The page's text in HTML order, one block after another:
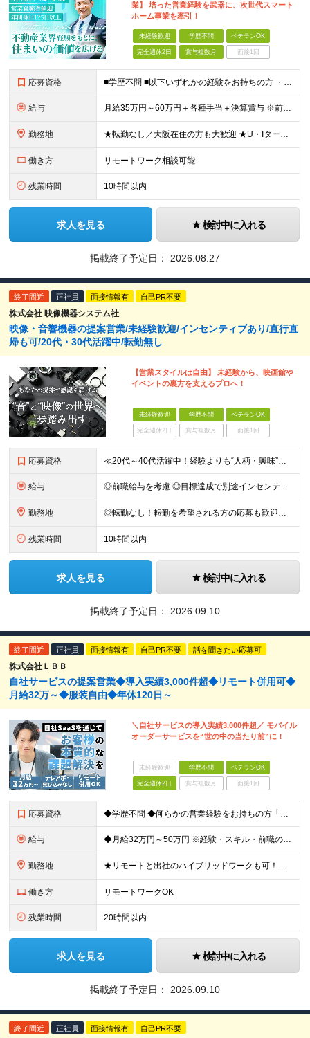
業】 培った営業経験を武器に、次世代スマート
ホーム事業を牽引！
未経験歓迎 学歴不問 ベテランOK
完全週休2日 賞与複数月 面接1回
応募資格 ■学歴不問 ■以下いずれかの経験をお持ちの方 ・法人営業経験がある方（最低5年以上） ・不動産業界経験があり、大阪支店の立ち上げに挑戦したい方（営業未経験でもOKです） ～このような方にオススメです
給与 月給35万円～60万円＋各種手当＋決算賞与 ※前職給与や経験・スキルを考慮の上、決定いたします。 ※3ヶ月の試用期間あり（期間中は契約社員雇用、給与等条件の変動なし）。 ※年齢や入社年数に関係なく、
勤務地 ★転勤なし／大阪在住の方も大歓迎 ★U・Iターン歓迎 ▼東京本社 東京都港区芝浦2-17-12 第四田町ビル2F/3F ▼福岡支店 福岡県福岡市博多区博多駅東2-9-5 池松ビル3F/4F ▼大
働き方 リモートワーク相談可能
残業時間 10時間以内
求人を見る 検討中に入れる
掲載終了予定日： 2026.08.27
終了間近 正社員 面接情報有 自己PR不要
株式会社 映像機器システム社
映像・音響機器の提案営業/未経験歓迎/インセンティブあり/直行直
帰も可/20代・30代活躍中/転勤無し
【営業スタイルは自由】 未経験から、映画館や
イベントの裏方を支えるプロへ！
未経験歓迎 学歴不問 ベテランOK
完全週休2日 賞与複数月 面接1回
応募資格 ≪20代～40代活躍中！経験よりも“人柄・興味”を重視します≫ ◆未経験歓迎・学歴不問 ～こんな方は、この仕事の才能アリです！～ ・映画館の音響や、イベントの照明演出に「おぉっ」と感動したことがある
給与 ◎前職給与を考慮 ◎目標達成で別途インセンティブあり ◆月給237,600円～＋各種手当＋インセンティブ ※年齢・経験・能力などを考慮の上、決定します ※試用期間6ヵ月（期間中の給与・待遇・雇用形
勤務地 ◎転勤なし！転勤を希望される方の応募も歓迎します 【東京営業所】 東京都中央区新川2－24－2ビコービル4階B 【千葉営業所】 千葉県千葉市美浜区新港222-16 EKSビル ※(変更の範囲)上
残業時間 10時間以内
求人を見る 検討中に入れる
掲載終了予定日： 2026.09.10
終了間近 正社員 面接情報有 自己PR不要 話を聞きたい応募可
株式会社ＬＢＢ
自社サービスの提案営業◆導入実績3,000件超◆リモート併用可◆
月給32万～◆服装自由◆年休120日～
＼自社サービスの導入実績3,000件超／ モバイル
オーダーサービスを“世の中の当たり前”に！
未経験歓迎 学歴不問 ベテランOK
完全週休2日 賞与複数月 面接1回
応募資格 ◆学歴不問 ◆何らかの営業経験をお持ちの方 └業界／無形商材・有形商材／個人向け・法人向けは不問！ ★こんな方にピッタリ！ □お客様の本質的な課題に向き合い、喜ばせたい方 □会社の成長に貢献できる実
給与 ◆月給32万円～50万円 ※経験・スキル・前職の給与を考慮の上、当社規定により決定いたします ※上記月給には固定残業代（月40時間分／59,600円～）が含まれます。超過分は全額支給いたします ※試用
勤務地 ★リモートと出社のハイブリッドワークも可！ ★大阪・東京・福岡で同時募集 大阪本社、東京拠点、福岡拠点のいずれかへ配属となります。 希望を考慮して決定します。 【大阪本社】 大阪府大阪市中央区上本
働き方 リモートワークOK
残業時間 20時間以内
求人を見る 検討中に入れる
掲載終了予定日： 2026.09.10
終了間近 正社員 面接情報有 自己PR不要